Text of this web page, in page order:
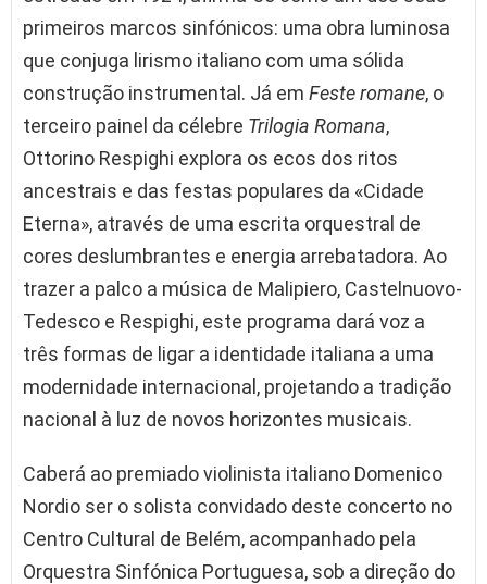
primeiros marcos sinfónicos: uma obra luminosa
que conjuga lirismo italiano com uma sólida
construção instrumental. Já em Feste romane, o
terceiro painel da célebre Trilogia Romana,
Ottorino Respighi explora os ecos dos ritos
ancestrais e das festas populares da «Cidade
Eterna», através de uma escrita orquestral de
cores deslumbrantes e energia arrebatadora. Ao
trazer a palco a música de Malipiero, Castelnuovo-
Tedesco e Respighi, este programa dará voz a
três formas de ligar a identidade italiana a uma
modernidade internacional, projetando a tradição
nacional à luz de novos horizontes musicais.
Caberá ao premiado violinista italiano Domenico
Nordio ser o solista convidado deste concerto no
Centro Cultural de Belém, acompanhado pela
Orquestra Sinfónica Portuguesa, sob a direção do